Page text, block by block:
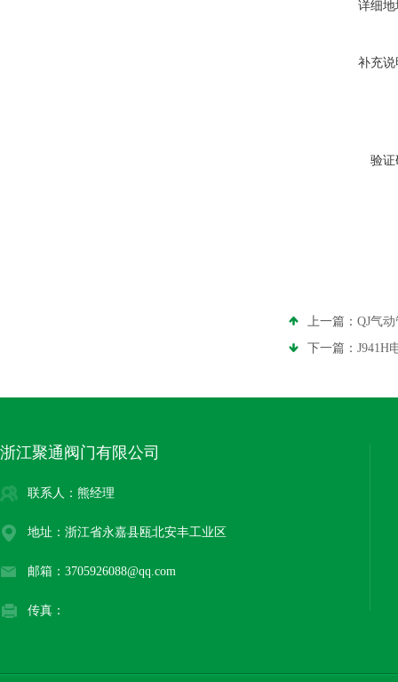
详细地
补充说
验证
上一篇： QJ气
下一篇： J941H
浙江聚通阀门有限公司
联系人：熊经理
地址：浙江省永嘉县瓯北安丰工业区
邮箱：3705926088@qq.com
传真：